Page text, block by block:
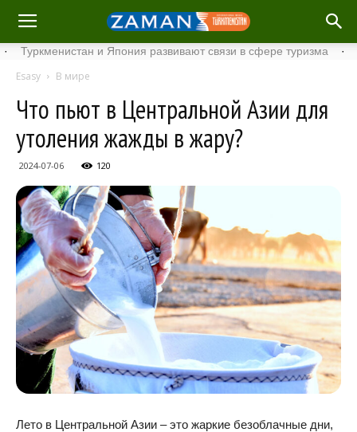
и Япония развивают связи в сфере туризма ·
Esasy В мире
Что пьют в Центральной Азии для
утоления жажды в жару?
2024-07-06 120
Лето в Центральной Азии – это жаркие безоблачные дни,